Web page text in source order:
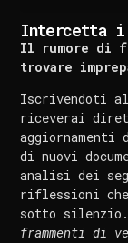
Intercetta i
Il rumore di
trovare
Iscrivendoti
riceverai
di nuovi
analisi dei
riflessioni che
sotto
frammenti di